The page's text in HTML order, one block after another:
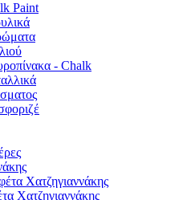
Paint
- Chalk
Χατζηγιαννάκης
Χατζηγιαννάκης